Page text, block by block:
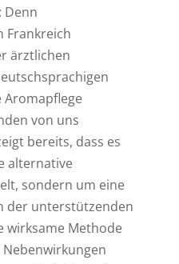
Denn
Frankreich
ärztlichen
Aromapflege
von uns
bereits, dass es
alternative
sondern um eine
der unterstützenden
wirksame Methode